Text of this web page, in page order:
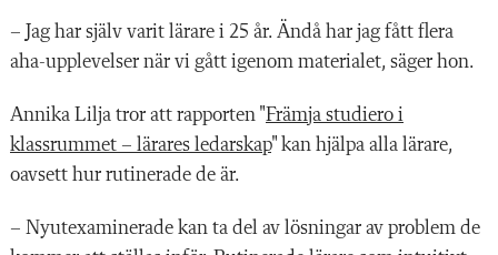
– Jag har själv varit lärare i 25 år. Ändå har jag fått flera
aha-upplevelser när vi gått igenom materialet, säger hon.
Annika Lilja tror att rapporten " Främja studiero i
klassrummet – lärares ledarskap" kan hjälpa alla lärare,
oavsett hur rutinerade de är.
– Nyutexaminerade kan ta del av lösningar av problem de